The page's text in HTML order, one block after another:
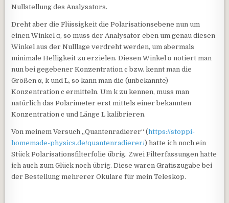
Nullstellung des Analysators.
Dreht aber die Flüssigkeit die Polarisationsebene nun um
einen Winkel α, so muss der Analysator eben um genau diesen
Winkel aus der Nulllage verdreht werden, um abermals
minimale Helligkeit zu erzielen. Diesen Winkel α notiert man
nun bei gegebener Konzentration c bzw. kennt man die
Größen α, k und L, so kann man die (unbekannte)
Konzentration c ermitteln. Um k zu kennen, muss man
natürlich das Polarimeter erst mittels einer bekannten
Konzentration c und Länge L kalibrieren.
Von meinem Versuch „Quantenradierer“ (https://stoppi-
homemade-physics.de/quantenradierer/) hatte ich noch ein
Stück Polarisationsfilterfolie übrig. Zwei Filterfassungen hatte
ich auch zum Glück noch übrig. Diese waren Gratiszugabe bei
der Bestellung mehrerer Okulare für mein Teleskop.